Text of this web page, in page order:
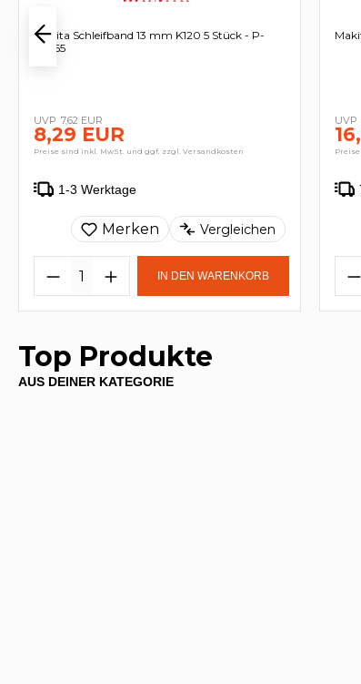
Makita Schleifband 13 mm K120 5 Stück - P-
43365
7,62 EUR
8,29 EUR
Preise sind inkl. MwSt. und ggf. zzgl. Versandkosten
1-3 Werktage
Merken Vergleichen
IN DEN WARENKORB
Top Produkte
AUS DEINER KATEGORIE